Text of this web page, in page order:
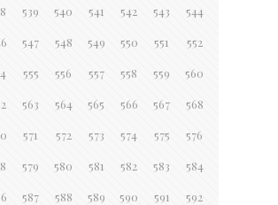
539 540 541 542 543 544
547 548 549 550 551 552
555 556 557 558 559 560
563 564 565 566 567 568
571 572 573 574 575 576
579 580 581 582 583 584
587 588 589 590 591 592